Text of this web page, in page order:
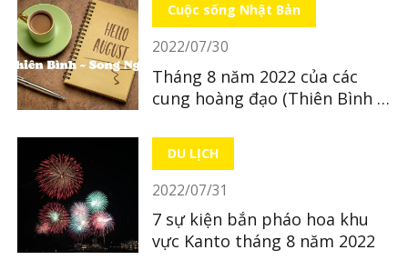
Cuộc sống Nhật Bản
2022/07/30
Tháng 8 năm 2022 của các
cung hoàng đạo (Thiên Bình ~
DU LỊCH
2022/07/31
7 sự kiện bắn pháo hoa khu
vực Kanto tháng 8 năm 2022